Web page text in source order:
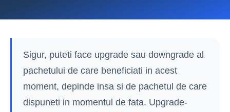
Sigur, puteti face upgrade sau downgrade al
pachetului de care beneficiati in acest
moment, depinde insa si de pachetul de care
dispuneti in momentul de fata. Upgrade-